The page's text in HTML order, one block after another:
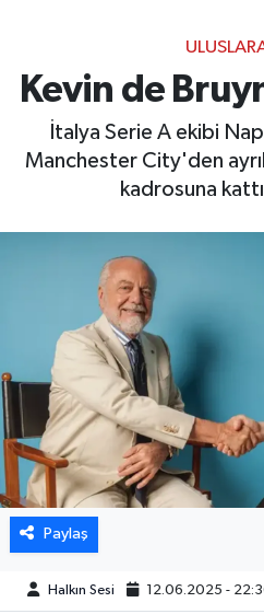
Kevin de
İtalya Serie A ekibi
Manchester City'den
kadrosuna
Paylaş
Halkın Sesi 12.06.2025 -
Tüm Manşetler
Son Dakika Haberleri
Haber Arşivi